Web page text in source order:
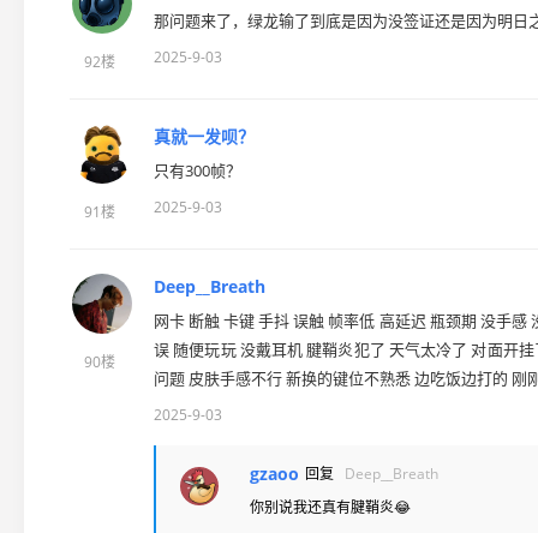
92楼
那问题来了，绿龙输了到底是因为没签证还是因为明日
2025-9-03
91楼
真就一发呗？
只有300帧？
2025-9-03
90楼
Deep__Breath
网卡 断触 卡键 手抖 误触 帧率低 高延迟 瓶颈期 没手
误 随便玩玩 没戴耳机 腱鞘炎犯了 天气太冷了 对面开
问题 皮肤手感不行 新换的键位不熟悉 边吃饭边打的
2025-9-03
gzaoo 回复
Deep__Breath
你别说我还真有腱鞘炎😂